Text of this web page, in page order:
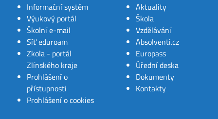
Informační systém
Výukový portál
Školní e-mail
Síť eduroam
Zkola - portál
Zlínského kraje
Prohlášení o
přístupnosti
Prohlášení o cookies
Aktuality
Škola
Vzdělávání
Absolventi.cz
Europass
Úřední deska
Dokumenty
Kontakty